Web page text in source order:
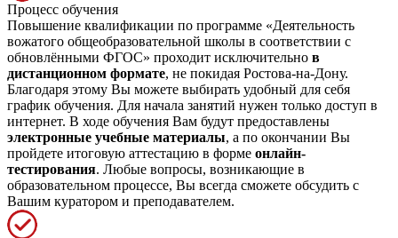
Процесс обучения
Повышение квалификации по программе «Деятельность
вожатого общеобразовательной школы в соответствии с
обновлёнными ФГОС» проходит исключительно в
дистанционном формате, не покидая Ростова-на-Дону.
Благодаря этому Вы можете выбирать удобный для себя
график обучения. Для начала занятий нужен только доступ в
интернет. В ходе обучения Вам будут предоставлены
электронные учебные материалы, а по окончании Вы
пройдете итоговую аттестацию в форме онлайн-
тестирования. Любые вопросы, возникающие в
образовательном процессе, Вы всегда сможете обсудить с
Вашим куратором и преподавателем.